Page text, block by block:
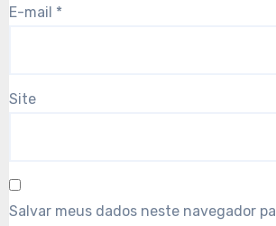
E-mail *
Site
Salvar meus dados neste navegador